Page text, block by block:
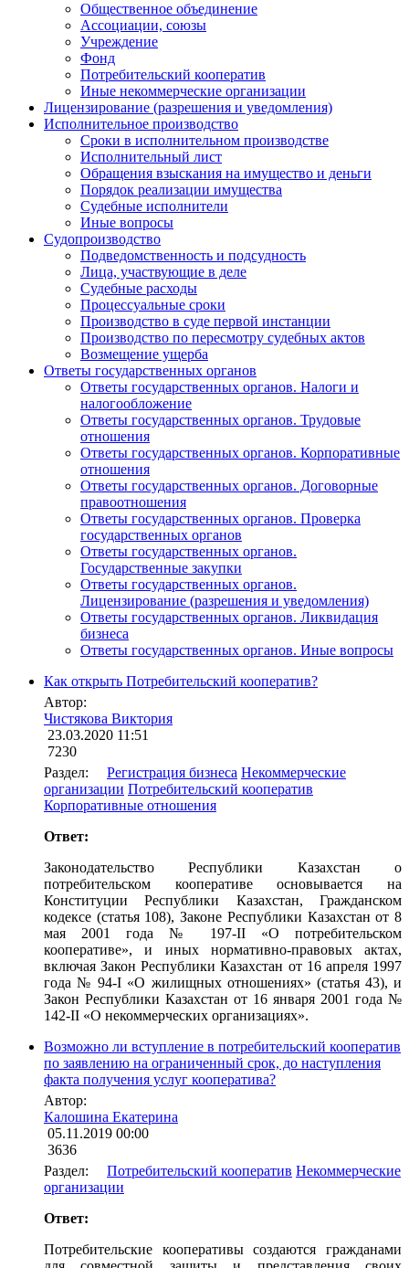
Общественное объединение
Ассоциации, союзы
Учреждение
Фонд
Потребительский кооператив
Иные некоммерческие организации
Лицензирование (разрешения и уведомления)
Исполнительное производство
Сроки в исполнительном производстве
Исполнительный лист
Обращения взыскания на имущество и деньги
Порядок реализации имущества
Судебные исполнители
Иные вопросы
Судопроизводство
Подведомственность и подсудность
Лица, участвующие в деле
Судебные расходы
Процессуальные сроки
Производство в суде первой инстанции
Производство по пересмотру судебных актов
Возмещение ущерба
Ответы государственных органов
Ответы государственных органов. Налоги и
налогообложение
Ответы государственных органов. Трудовые
отношения
Ответы государственных органов. Корпоративные
отношения
Ответы государственных органов. Договорные
правоотношения
Ответы государственных органов. Проверка
государственных органов
Ответы государственных органов.
Государственные закупки
Ответы государственных органов.
Лицензирование (разрешения и уведомления)
Ответы государственных органов. Ликвидация
бизнеса
Ответы государственных органов. Иные вопросы
Как открыть Потребительский кооператив?
Автор:
Чистякова Виктория
23.03.2020 11:51
7230
Раздел: Регистрация бизнеса Некоммерческие
организации Потребительский кооператив
Корпоративные отношения
Ответ:
Законодательство Республики Казахстан о
потребительском кооперативе основывается на
Конституции Республики Казахстан, Гражданском
кодексе (статья 108), Законе Республики Казахстан от 8
мая 2001 года № 197-II «О потребительском
кооперативе», и иных нормативно-правовых актах,
включая Закон Республики Казахстан от 16 апреля 1997
года № 94-I «О жилищных отношениях» (статья 43), и
Закон Республики Казахстан от 16 января 2001 года №
142-II «О некоммерческих организациях».
Возможно ли вступление в потребительский кооператив
по заявлению на ограниченный срок, до наступления
факта получения услуг кооператива?
Автор:
Калошина Екатерина
05.11.2019 00:00
3636
Раздел: Потребительский кооператив Некоммерческие
организации
Ответ:
Потребительские кооперативы создаются гражданами